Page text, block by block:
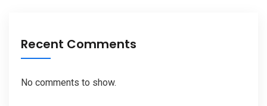
Recent Comments
No comments to show.